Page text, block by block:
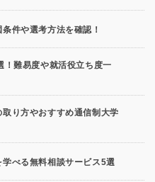
件や選考方法を確認！
！難易度や就活役立ち度一
り方やおすすめ通信制大学
べる無料相談サービス5選